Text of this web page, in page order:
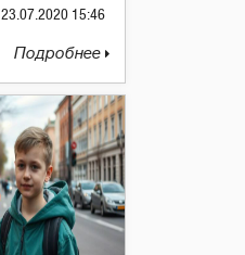
23.07.2020 15:46
Подробнее